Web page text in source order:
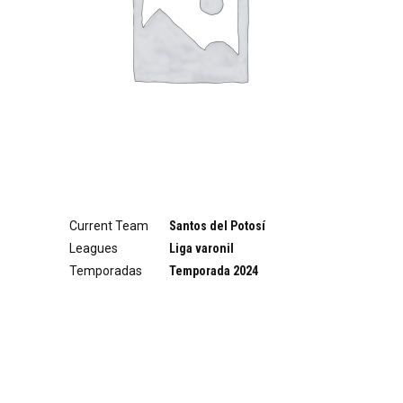
Current Team
Santos del Potosí
Leagues
Liga varonil
Temporadas
Temporada 2024